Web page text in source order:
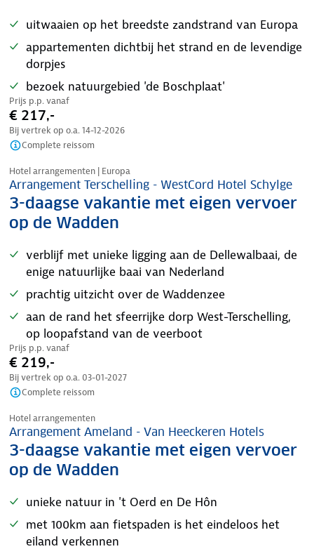
uitwaaien op het breedste zandstrand van Europa
appartementen dichtbij het strand en de levendige
dorpjes
bezoek natuurgebied 'de Boschplaat'
Prijs p.p. vanaf
€ 217,-
Bij vertrek op o.a. 14-12-2026
Complete reissom
Nazomer korting
Hotel arrangementen | Europa
Arrangement Terschelling - WestCord Hotel Schylge
3-daagse vakantie met eigen vervoer
op de Wadden
verblijf met unieke ligging aan de Dellewalbaai, de
enige natuurlijke baai van Nederland
prachtig uitzicht over de Waddenzee
aan de rand het sfeerrijke dorp West-Terschelling,
op loopafstand van de veerboot
Prijs p.p. vanaf
€ 219,-
Bij vertrek op o.a. 03-01-2027
Complete reissom
Nazomer korting
Hotel arrangementen
Arrangement Ameland - Van Heeckeren Hotels
3-daagse vakantie met eigen vervoer
op de Wadden
unieke natuur in 't Oerd en De Hôn
met 100km aan fietspaden is het eindeloos het
eiland verkennen